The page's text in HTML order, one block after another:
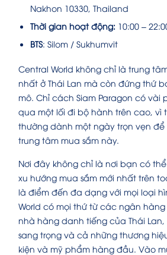
Nakhon 10330, Thailand
Thời gian hoạt động: 10:00 –
BTS: Silom / Sukhumvit
Central World không chỉ là trung
nhất ở Thái Lan mà còn đứng thứ
mô. Chỉ cách Siam Paragon có vài
qua một lối đi bộ hành trên cao, vì
thường dành một ngày trọn vẹn
trung tâm mua sắm này.
Nơi đây không chỉ là nơi bạn có
xu hướng mua sắm mới nhất trên
là điểm đến đa dạng với mọi loại
World có mọi thứ từ các ngân
nhà hàng danh tiếng của Thái
sang trọng và cả những thương
kiện và mỹ phẩm hàng đầu. Vào